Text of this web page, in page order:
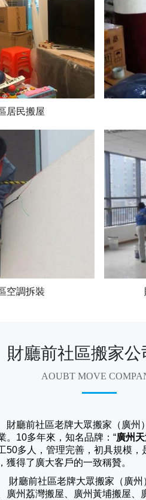
居民搬屋
空調拆裝
財廳前社區搬家公
AOUBT MOVE
廳前社區老牌大眾搬家（廣州
。10多年來，知名品牌：“廣州
50多人，管理完善，初具規模
獲得了廣大客戶的一致稱贊。
廳前社區老牌大眾搬家（ 廣州
廣州荔灣搬屋、廣州黃埔搬屋